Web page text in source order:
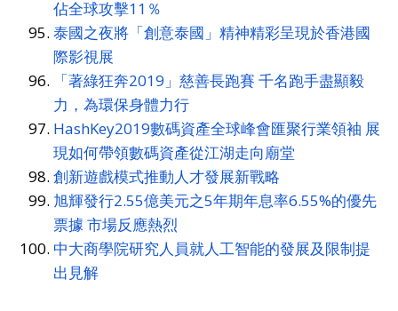
佔全球攻擊11％
泰國之夜將「創意泰國」精神精彩呈現於香港國
際影視展
「著綠狂奔2019」慈善長跑賽 千名跑手盡顯毅
力，為環保身體力行
HashKey2019數碼資產全球峰會匯聚行業領袖 展
現如何帶領數碼資產從江湖走向廟堂
創新遊戲模式推動人才發展新戰略
旭輝發行2.55億美元之5年期年息率6.55%的優先
票據 市場反應熱烈
中大商學院研究人員就人工智能的發展及限制提
出見解